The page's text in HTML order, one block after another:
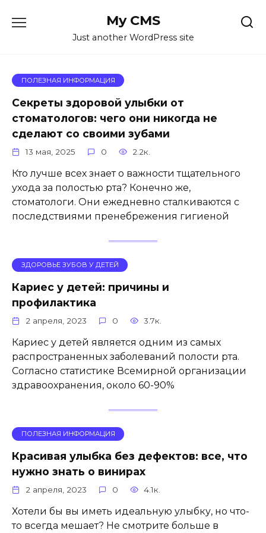
My CMS
Just another WordPress site
ПОЛЕЗНАЯ ИНФОРМАЦИЯ
Секреты здоровой улыбки от
стоматологов: чего они никогда не
сделают со своими зубами
13 мая, 2025 0 2.2к.
Кто лучше всех знает о важности тщательного
ухода за полостью рта? Конечно же,
стоматологи. Они ежедневно сталкиваются с
последствиями пренебрежения гигиеной
ЗДОРОВЬЕ ЗУБОВ У ДЕТЕЙ
Кариес у детей: причины и
профилактика
2 апреля, 2023 0 3.7к.
Кариес у детей является одним из самых
распространенных заболеваний полости рта.
Согласно статистике Всемирной организации
здравоохранения, около 60-90%
ПОЛЕЗНАЯ ИНФОРМАЦИЯ
Красивая улыбка без дефектов: все, что
нужно знать о винирах
2 апреля, 2023 0 4.1к.
Хотели бы вы иметь идеальную улыбку, но что-
то всегда мешает? Не смотрите больше в